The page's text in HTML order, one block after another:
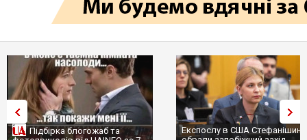
Підбірка блогожаб та
Експослу в США